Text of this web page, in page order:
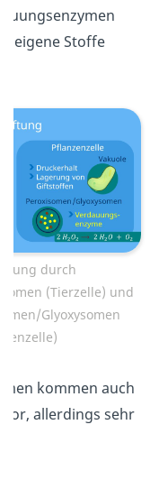
Stoffe
durch
(Tierzelle) und
Glyoxysomen
kommen auch
vor, allerdings sehr